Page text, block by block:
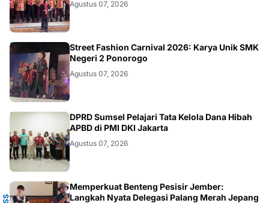
Agustus 07, 2026
JATIM
Street Fashion Carnival 2026: Karya Unik SMK
Negeri 2 Ponorogo
Agustus 07, 2026
ANEWS
DPRD Sumsel Pelajari Tata Kelola Dana Hibah
APBD di PMI DKI Jakarta
Agustus 07, 2026
Memperkuat Benteng Pesisir Jember:
Langkah Nyata Delegasi Palang Merah Jepang